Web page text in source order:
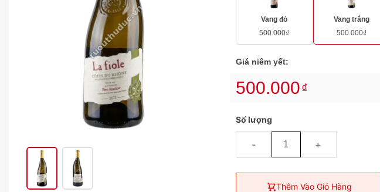
Vang đỏ
500.000₫
Vang trắng
500.000₫
Giá niêm yết:
500.000₫
Số lượng
- +
Thêm Vào Giỏ Hàng